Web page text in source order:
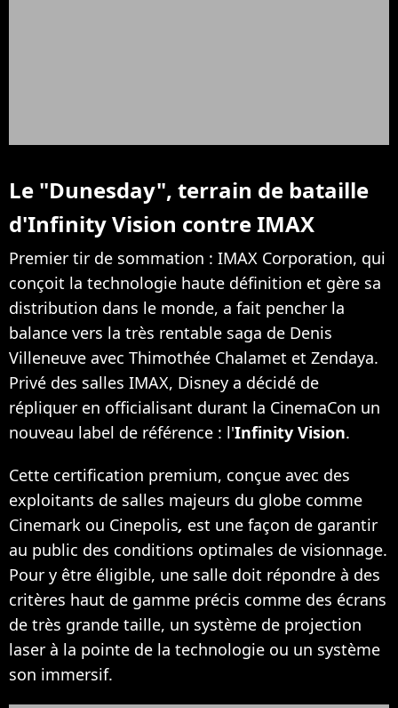
Le "Dunesday", terrain de bataille
d'Infinity Vision contre IMAX
Premier tir de sommation : IMAX Corporation, qui
conçoit la technologie haute définition et gère sa
distribution dans le monde, a fait pencher la
balance vers la très rentable saga de Denis
Villeneuve avec Thimothée Chalamet et Zendaya.
Privé des salles IMAX, Disney a décidé de
répliquer en officialisant durant la CinemaCon un
nouveau label de référence : l'Infinity Vision.
Cette certification premium, conçue avec des
exploitants de salles majeurs du globe comme
Cinemark ou Cinepolis, est une façon de garantir
au public des conditions optimales de visionnage.
Pour y être éligible, une salle doit répondre à des
critères haut de gamme précis comme des écrans
de très grande taille, un système de projection
laser à la pointe de la technologie ou un système
son immersif.